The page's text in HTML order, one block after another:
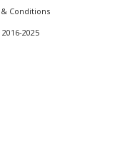
Conditions
2025